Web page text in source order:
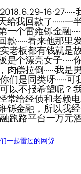
我回款了······一半
个雷雍铄金融
······看来他那
实老板都有钱就是故
个漂亮女子
偿拉倒······我
你们是同类呀
么可以不报希望呢
常给经侦和老赖
铄金融，所以我
金融跑路平台一万元
一起雷过的网贷